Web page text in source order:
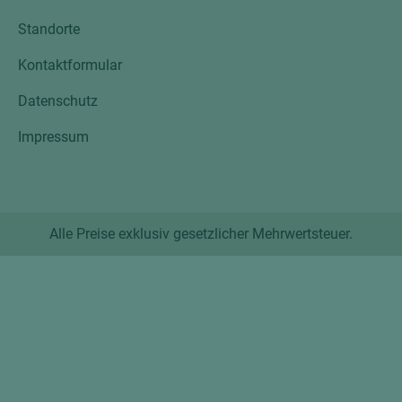
Standorte
Kontaktformular
Datenschutz
Impressum
Alle Preise exklusiv gesetzlicher Mehrwertsteuer.